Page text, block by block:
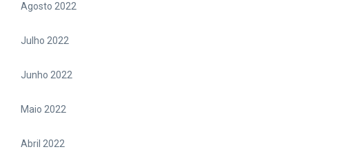
Agosto 2022
Julho 2022
Junho 2022
Maio 2022
Abril 2022